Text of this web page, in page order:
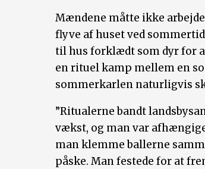
Mændene måtte ikke
flyve af huset ved
til hus forklædt som dyr for
en rituel kamp mellem en
sommerkarlen naturligvis
”Ritualerne bandt
vækst, og man var
man klemme ballerne
påske. Man festede for at